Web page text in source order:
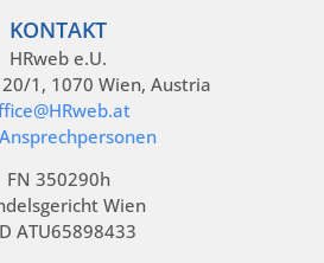
KONTAKT
HRweb e.U.
1, 1070 Wien, Austria
FN 350290h
Wien
ATU65898433